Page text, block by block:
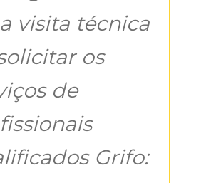
visita técnica
os
de
Grifo: